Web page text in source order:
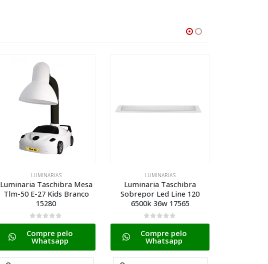
LUMINARIAS
Luminaria Taschibra Mesa
Tlm-50 E-27 Kids Branco
15280
0de 5
Compre pelo
Whatsapp
LUMINARIAS
Luminaria Taschibra
Sobrepor Led Line 120
6500k 36w 17565
0de 5
Compre pelo
Whatsapp